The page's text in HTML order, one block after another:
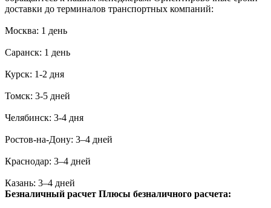
доставки до терминалов транспортных компаний:
Москва: 1 день
Саранск: 1 день
Курск: 1-2 дня
Томск: 3-5 дней
Челябинск: 3-4 дня
Ростов-на-Дону: 3–4 дней
Краснодар: 3–4 дней
Казань: 3–4 дней
Безналичный расчет Плюсы безналичного расчета: